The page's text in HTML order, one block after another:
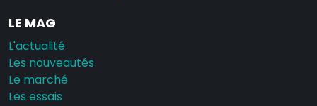
LE MAG
L'actualité
Les nouveautés
Le marché
Les essais